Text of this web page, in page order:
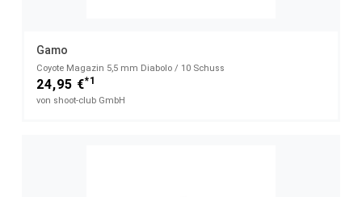
Gamo
Coyote Magazin 5,5 mm Diabolo / 10 Schuss
24,95 €*1
von shoot-club GmbH